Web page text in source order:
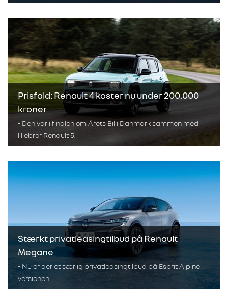
Prisfald: Renault 4 koster nu under 200.000
kroner
- Den var i finalen om Årets Bil i Danmark sammen med
lillebror Renault 5.
Stærkt privatleasingtilbud på Renault
Megane
- Nu er der et særlig privatleasingtilbud på Esprit Alpine
versionen